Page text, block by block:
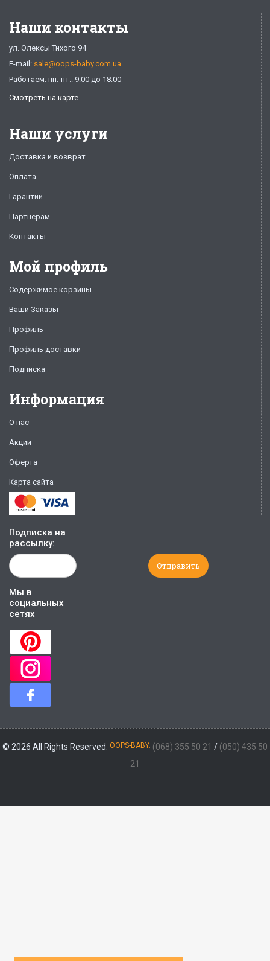
Наши контакты
ул. Олексы Тихого 94
E-mail: sale@oops-baby.com.ua
Работаем: пн.-пт.: 9:00 до 18:00
Смотреть на карте
Наши услуги
Доставка и возврат
Оплата
Гарантии
Партнерам
Контакты
Мой профиль
Содержимое корзины
Ваши Заказы
Профиль
Профиль доставки
Подписка
Информация
О нас
Акции
Оферта
Карта сайта
Подписка на
рассылку:
Мы в
социальных
сетях
© 2026 All Rights Reserved. OOPS-BABY. (068) 355 50 21 / (050) 435 50
21